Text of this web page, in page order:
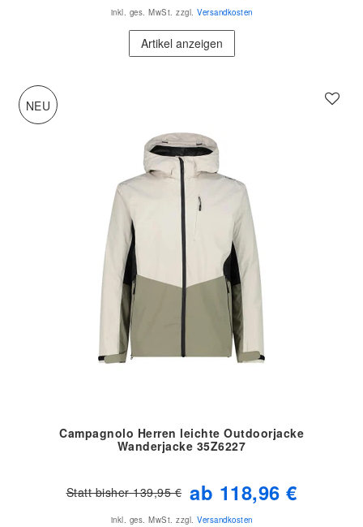
inkl. ges. MwSt. zzgl. Versandkosten
Artikel anzeigen
NEU
Campagnolo Herren leichte Outdoorjacke
Wanderjacke 35Z6227
Statt bisher 139,95 € ab 118,96 €
inkl. ges. MwSt. zzgl. Versandkosten